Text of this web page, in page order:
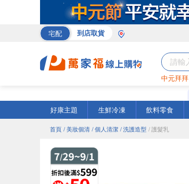
宅配 到店取貨
中元拜拜
好康主題
生鮮冷凍 飲料零食
首頁 / 美妝個清 / 個人清潔 / 洗護造型 / 護髮乳